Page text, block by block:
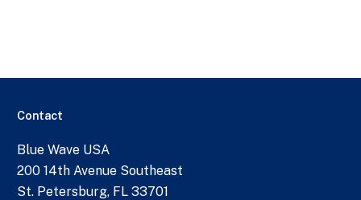
Contact
Blue Wave USA
200 14th Avenue Southeast
St. Petersburg, FL 33701